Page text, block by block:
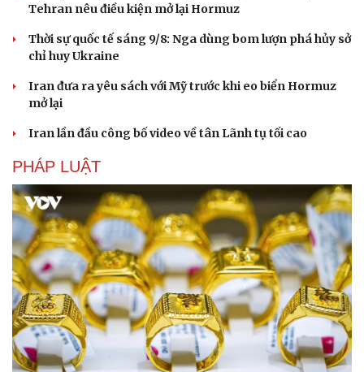
Tehran nêu điều kiện mở lại Hormuz
Thời sự quốc tế sáng 9/8: Nga dùng bom lượn phá hủy sở
chỉ huy Ukraine
Iran đưa ra yêu sách với Mỹ trước khi eo biển Hormuz
mở lại
Iran lần đầu công bố video về tân Lãnh tụ tối cao
PHÁP LUẬT